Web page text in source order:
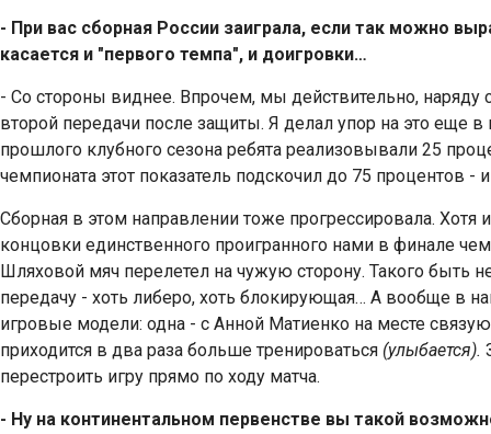
- При вас сборная России заиграла, если так можно
касается и "первого темпа", и доигровки…
- Со стороны виднее. Впрочем, мы действительно,
второй передачи после защиты. Я делал упор на это еще
прошлого клубного сезона ребята реализовывали 25
чемпионата этот показатель подскочил до 75 процентов -
Сборная в этом направлении тоже прогрессировала. Хотя
концовки единственного проигранного нами в финале
Шляховой мяч перелетел на чужую сторону. Такого быть
передачу - хоть либеро, хоть блокирующая… А вообще в
игровые модели: одна - с Анной Матиенко на месте
приходится в два раза больше тренироваться (улыбается).
перестроить игру прямо по ходу матча.
- Ну на континентальном первенстве вы такой